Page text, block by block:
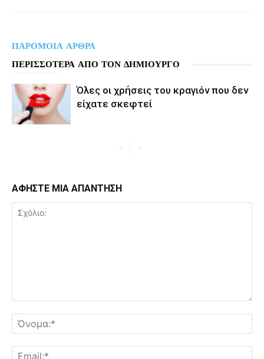
ΠΑΡΟΜΟΙΑ ΑΡΘΡΑ
ΠΕΡΙΣΣΟΤΕΡΑ ΑΠΟ ΤΟΝ ΔΗΜΙΟΥΡΓΟ
Όλες οι χρήσεις του κραγιόν που δεν
είχατε σκεφτεί
ΑΦΗΣΤΕ ΜΙΑ ΑΠΑΝΤΗΣΗ